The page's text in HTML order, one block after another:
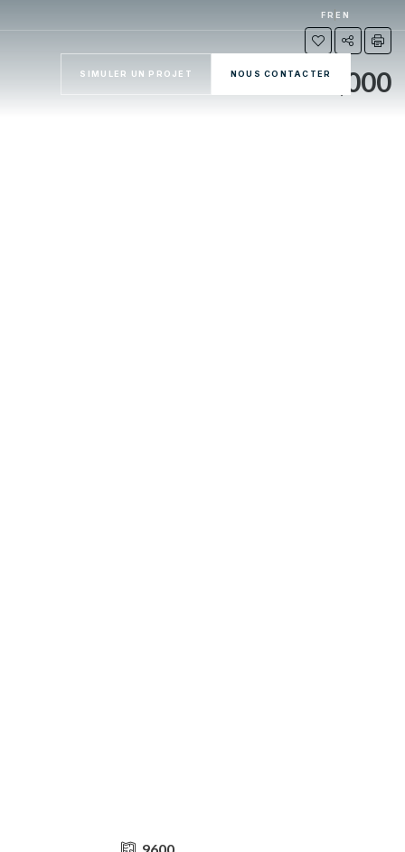
€76,000
FR EN
SIMULER UN PROJET NOUS CONTACTER